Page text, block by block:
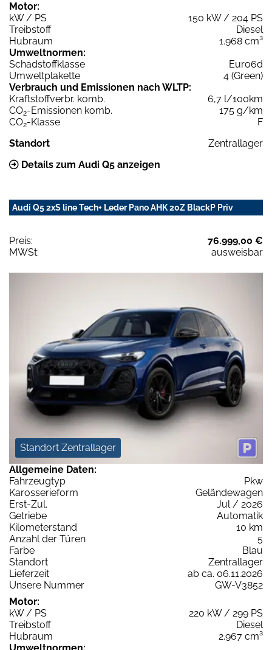
Motor:
kW / PS
150 kW / 204 PS
Treibstoff
Diesel
Hubraum
1.968 cm³
Umweltnormen:
Schadstoffklasse
Euro6d
Umweltplakette
4 (Green)
Verbrauch und Emissionen nach WLTP:
Kraftstoffverbr. komb.
6,7 l/100km
CO2-Emissionen komb.
175 g/km
CO2-Klasse
F
Standort
Zentrallager
Details zum Audi Q5 anzeigen
Audi Q5 2xS line Tech+ Leder Pano AHK 20Z BlackP Priv
Preis:
76.999,00 €
MWSt:
ausweisbar
Standort Zentrallager
Allgemeine Daten:
Fahrzeugtyp
Pkw
Karosserieform
Geländewagen
Erst-Zul.
Jul / 2026
Getriebe
Automatik
Kilometerstand
10 km
Anzahl der Türen
5
Farbe
Blau
Standort
Zentrallager
Lieferzeit
ab ca. 06.11.2026
Unsere Nummer
GW-V3852
Motor:
kW / PS
220 kW / 299 PS
Treibstoff
Diesel
Hubraum
2.967 cm³
Umweltnormen: